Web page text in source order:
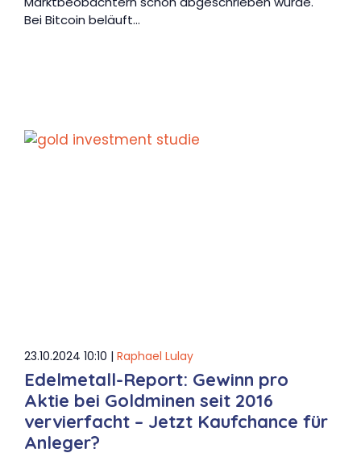
Bei Bitcoin beläuft…
23.10.2024 10:10 | Raphael Lulay
Edelmetall-Report: Gewinn pro
Aktie bei Goldminen seit 2016
vervierfacht – Jetzt Kaufchance für
Anleger?